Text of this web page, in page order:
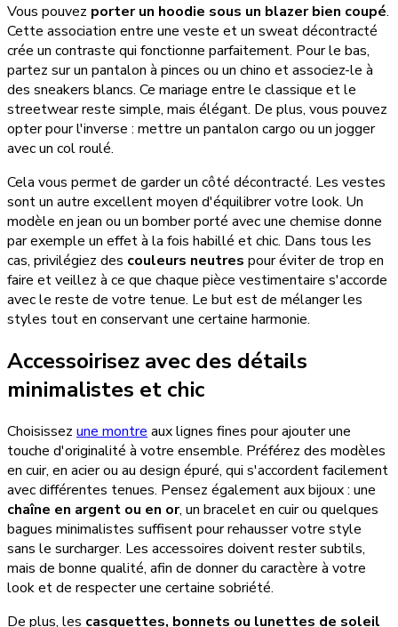
Vous pouvez porter un hoodie sous un blazer bien coupé.
Cette association entre une veste et un sweat décontracté
crée un contraste qui fonctionne parfaitement. Pour le bas,
partez sur un pantalon à pinces ou un chino et associez-le à
des sneakers blancs. Ce mariage entre le classique et le
streetwear reste simple, mais élégant. De plus, vous pouvez
opter pour l'inverse : mettre un pantalon cargo ou un jogger
avec un col roulé.
Cela vous permet de garder un côté décontracté. Les vestes
sont un autre excellent moyen d'équilibrer votre look. Un
modèle en jean ou un bomber porté avec une chemise donne
par exemple un effet à la fois habillé et chic. Dans tous les
cas, privilégiez des couleurs neutres pour éviter de trop en
faire et veillez à ce que chaque pièce vestimentaire s'accorde
avec le reste de votre tenue. Le but est de mélanger les
styles tout en conservant une certaine harmonie.
Accessoirisez avec des détails
minimalistes et chic
Choisissez une montre aux lignes fines pour ajouter une
touche d'originalité à votre ensemble. Préférez des modèles
en cuir, en acier ou au design épuré, qui s'accordent facilement
avec différentes tenues. Pensez également aux bijoux : une
chaîne en argent ou en or, un bracelet en cuir ou quelques
bagues minimalistes suffisent pour rehausser votre style
sans le surcharger. Les accessoires doivent rester subtils,
mais de bonne qualité, afin de donner du caractère à votre
look et de respecter une certaine sobriété.
De plus, les casquettes, bonnets ou lunettes de soleil